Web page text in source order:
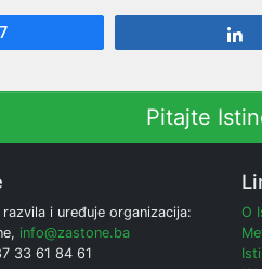
Pitajte
i uređuje organizacija:
info@zastone.ba
33 61 84 61
O